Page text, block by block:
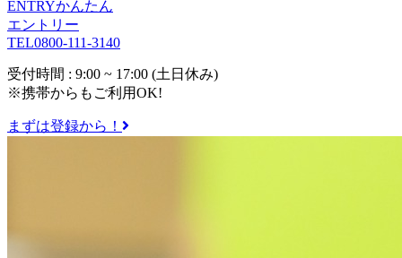
ENTRYかんたん
エントリー
TEL0800-111-3140
受付時間 : 9:00 ~ 17:00 (土日休み)
※携帯からもご利用OK!
まずは登録から！